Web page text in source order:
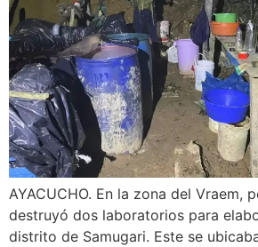
AYACUCHO. En la zona del Vraem,
destruyó dos laboratorios para
distrito de Samugari. Este se